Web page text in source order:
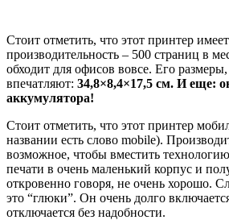
Стоит отметить, что этот принтер
производительность – 500 страниц в
обходит для офисов вовсе. Его
впечатляют: 34,8×8,4×17,5 см. И еще:
аккумулятора!
Стоит отметить, что этот принтер
названии есть слово mobile).
возможное, чтобы вместить
печати в очень маленький корпус и
откровенно говоря, не очень хорошо.
это “глюки”. Он очень долго
отключается без надобности.